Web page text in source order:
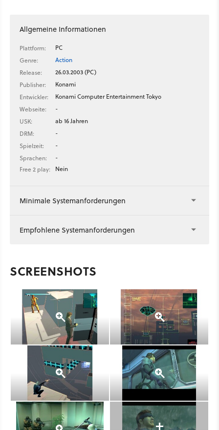
Allgemeine Informationen
Plattform:
PC
Genre:
Action
Release:
26.03.2003 (PC)
Publisher:
Konami
Entwickler:
Konami Computer Entertainment Tokyo
Webseite:
-
USK:
ab 16 Jahren
DRM:
-
Spielzeit:
-
Sprachen:
-
Free 2 play:
Nein
Minimale Systemanforderungen
Empfohlene Systemanforderungen
SCREENSHOTS